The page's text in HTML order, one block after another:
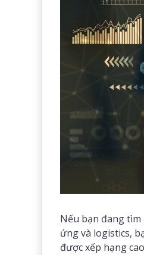
Nếu bạn đang
ứng và logistics,
được xếp hạng